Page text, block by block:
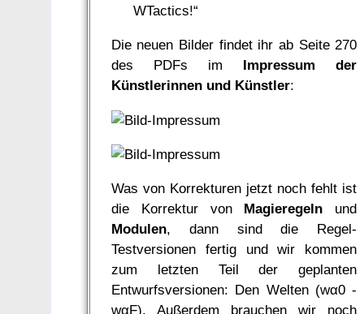
WTactics!“
Die neuen Bilder findet ihr ab Seite 270
des PDFs im Impressum der
Künstlerinnen und Künstler:
Was von Korrekturen jetzt noch fehlt ist
die Korrektur von Magieregeln und
Modulen, dann sind die Regel-
Testversionen fertig und wir kommen
zum letzten Teil der geplanten
Entwurfsversionen: Den Welten (wα0 -
wαF). Außerdem brauchen wir noch